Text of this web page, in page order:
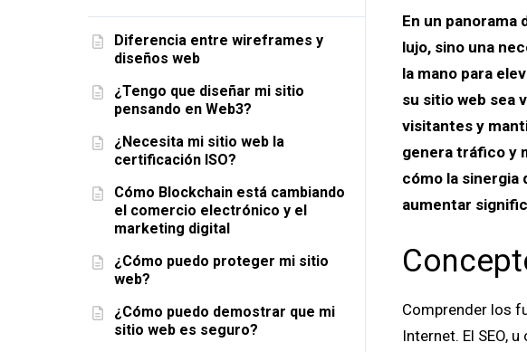
Diferencia entre wireframes y
diseños web
¿Tengo que diseñar mi sitio
pensando en Web3?
¿Necesita mi sitio web la
certificación ISO?
Cómo Blockchain está cambiando
el comercio electrónico y el
marketing digital
¿Cómo puedo proteger mi sitio
web?
¿Cómo puedo demostrar que mi
sitio web es seguro?
En un
lujo, sino una
la mano para
su sitio web sea
visitantes y
genera tráfico y
cómo la sinergia
aumentar
Comprender los
Internet. El SEO,